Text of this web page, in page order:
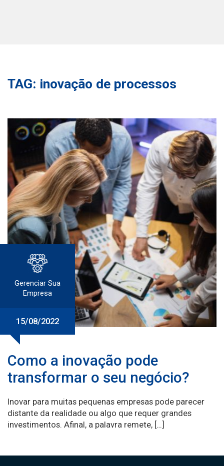
TAG: inovação de processos
Gerenciar Sua
Empresa
15/08/2022
Como a inovação pode
transformar o seu negócio?
Inovar para muitas pequenas empresas pode parecer
distante da realidade ou algo que requer grandes
investimentos. Afinal, a palavra remete, […]